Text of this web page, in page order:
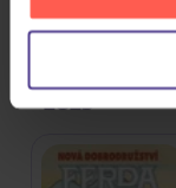
Päť
- 2025